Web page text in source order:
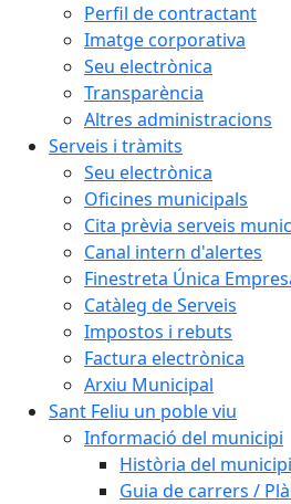
Perfil de contractant
Imatge corporativa
Seu electrònica
Transparència
Altres administracions
Serveis i tràmits
Seu electrònica
Oficines municipals
Cita prèvia serveis
Canal intern d'alertes
Finestreta Única
Catàleg de Serveis
Impostos i rebuts
Factura electrònica
Arxiu Municipal
Sant Feliu un poble viu
Informació del municipi
Història del municipi
Guia de carrers /